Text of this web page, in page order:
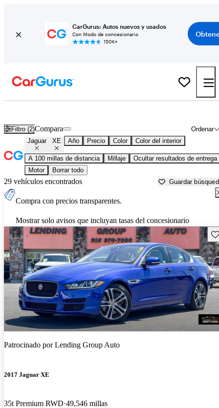
CarGurus: Autos nuevos y usados
Con Modo de concesionario
150K+
Filtro (2) Ordenar
Compara
Jaguar XE Año Precio Color Color del interior
A 100 millas de distancia Millaje
Ocultar resultados de entrega
Motor
Borrar todo
29 vehículos encontrados Guardar
Compra con precios transparentes.
Mostrar solo avisos que incluyan tasas del concesionario
Patrocinado porLending Group Auto
2017 Jaguar XE
35t Premium RWD 49,546 millas